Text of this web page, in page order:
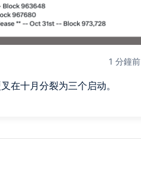
1 分鐘前
在十月分裂为三个启动。